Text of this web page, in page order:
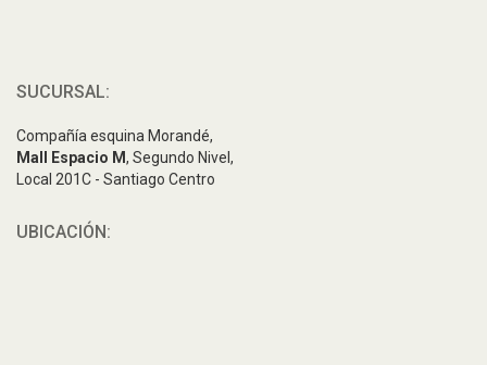
SUCURSAL:
Compañía esquina Morandé,
Mall Espacio M, Segundo Nivel,
Local 201C - Santiago Centro
UBICACIÓN: